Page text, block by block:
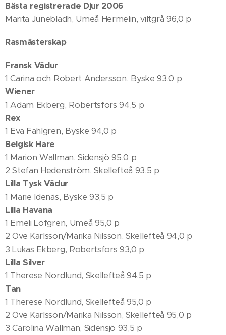
Bästa registrerade Djur 2006
Marita Junebladh, Umeå Hermelin, viltgrå 96,0 p
Rasmästerskap
Fransk Vädur
1 Carina och Robert Andersson, Byske 93,0 p
Wiener
1 Adam Ekberg, Robertsfors 94,5 p
Rex
1 Eva Fahlgren, Byske 94,0 p
Belgisk Hare
1 Marion Wallman, Sidensjö 95,0 p
2 Stefan Hedenström, Skellefteå 93,5 p
Lilla Tysk Vädur
1 Marie Idenäs, Byske 93,5 p
Lilla Havana
1 Emeli Löfgren, Umeå 95,0 p
2 Ove Karlsson/Marika Nilsson, Skellefteå 94,0 p
3 Lukas Ekberg, Robertsfors 93,0 p
Lilla Silver
1 Therese Nordlund, Skellefteå 94,5 p
Tan
1 Therese Nordlund, Skellefteå 95,0 p
2 Ove Karlsson/Marika Nilsson, Skellefteå 95,0 p
3 Carolina Wallman, Sidensjö 93,5 p